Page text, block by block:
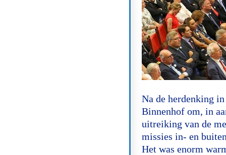
Na de herdenking
Binnenhof om, in
uitreiking van de
missies in- en
Het was enorm